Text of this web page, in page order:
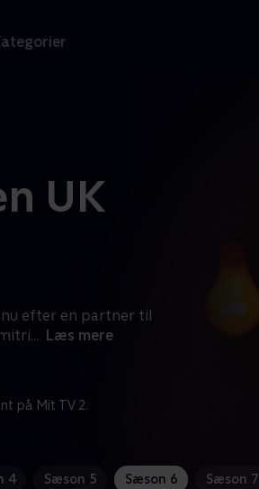
UK
efter en partner til
... Læs mere
på Mit TV 2.
4 Sæson 5 Sæson 6 Sæson 7